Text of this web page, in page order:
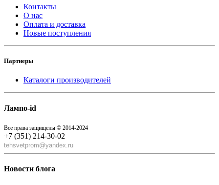
Контакты
О нас
Оплата и доставка
Новые поступления
Партнеры
Каталоги производителей
Лампо-id
Все права защищены © 2014-2024
+7 (351) 214-30-02
tehsvetprom@yandex.ru
Новости блога